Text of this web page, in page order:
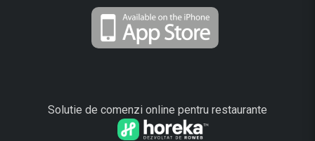
Solutie de comenzi online pentru restaurante